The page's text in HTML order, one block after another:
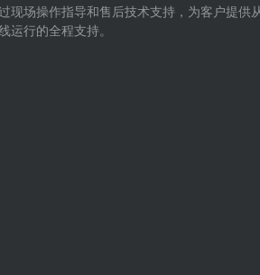
现场操作指导和售后技术支持，为客户提供
运行的全程支持。